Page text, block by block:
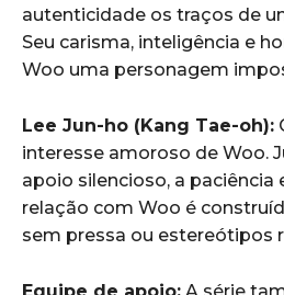
autenticidade os traços de
Seu carisma, inteligência e
Woo uma personagem
Lee Jun-ho (Kang Tae-oh):
interesse amoroso de Woo.
apoio silencioso, a paciência
relação com Woo é
sem pressa ou estereótipos